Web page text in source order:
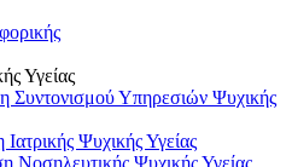
Υγείας
Συντονισμού Υπηρεσιών Ψυχικής
Ψυχικής Υγείας
Ψυχικής Υγείας